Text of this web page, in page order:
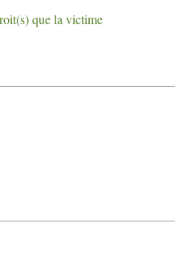
que la victime